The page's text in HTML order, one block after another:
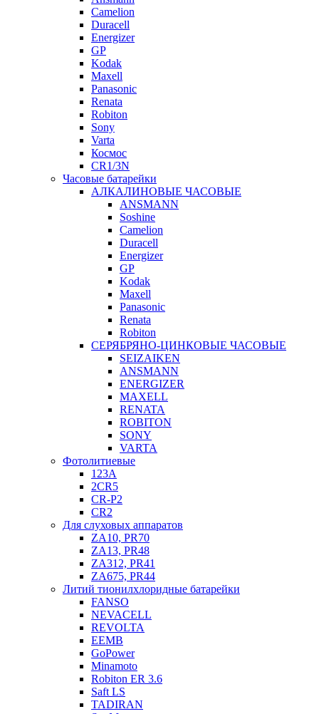
Camelion
Duracell
Energizer
GP
Kodak
Maxell
Panasonic
Renata
Robiton
Sony
Varta
Космос
CR1/3N
Часовые батарейки
АЛКАЛИНОВЫЕ ЧАСОВЫЕ
ANSMANN
Soshine
Camelion
Duracell
Energizer
GP
Kodak
Maxell
Panasonic
Renata
Robiton
СЕРЯБРЯНО-ЦИНКОВЫЕ ЧАСОВЫЕ
SEIZAIKEN
ANSMANN
ENERGIZER
MAXELL
RENATA
ROBITON
SONY
VARTA
Фотолитиевые
123A
2CR5
CR-P2
CR2
Для слуховых аппаратов
ZA10, PR70
ZA13, PR48
ZA312, PR41
ZA675, PR44
Литий тионилхлоридные батарейки
FANSO
NEVACELL
REVOLTA
EEMB
GoPower
Minamoto
Robiton ER 3.6
Saft LS
TADIRAN